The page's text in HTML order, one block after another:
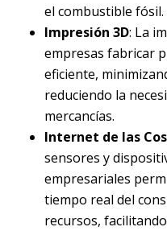
el combustible fósil.
Impresión 3D: La
empresas fabricar
eficiente,
reduciendo la
mercancías.
Internet de las
sensores y
empresariales
tiempo real del
recursos,